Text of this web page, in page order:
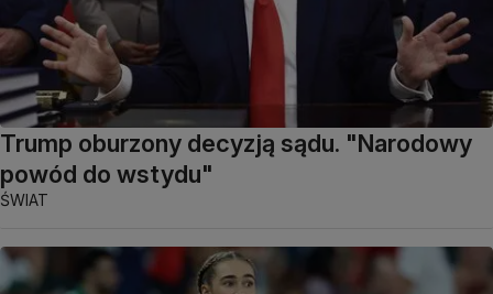
Trump oburzony decyzją sądu. "Narodowy
powód do wstydu"
ŚWIAT